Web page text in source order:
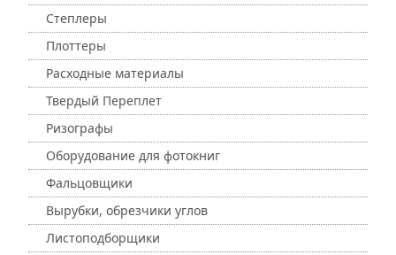
Степлеры
Плоттеры
Расходные материалы
Твердый Переплет
Ризографы
Оборудование для фотокниг
Фальцовщики
Вырубки, обрезчики углов
Листоподборщики